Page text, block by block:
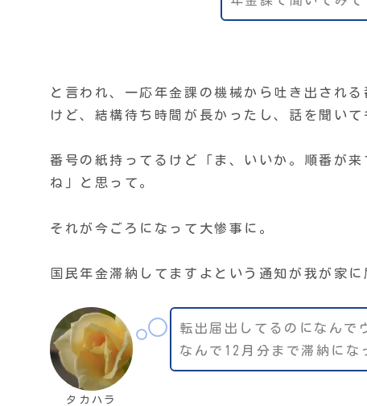
と言われ、一応年金課の機械から吐き出される
けど、結構待ち時間が長かったし、話を聞い
番号の紙持ってるけど「ま、いいか。順番が
ね」と思って。
それが今ごろになって大惨事に。
国民年金滞納してますよという通知が我が家に
タカハラ
転出届出してるのになんで
なんで12月分まで滞納にな